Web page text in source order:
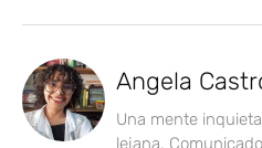
Angela
Una mente